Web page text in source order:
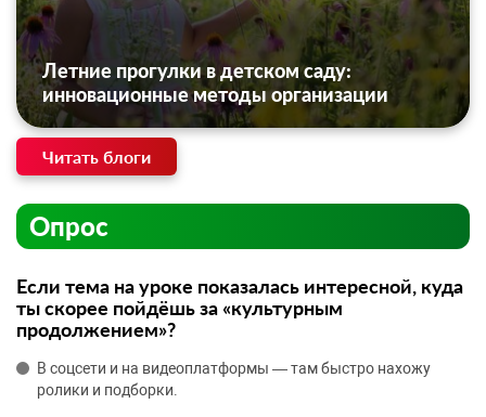
Летние прогулки в детском саду:
инновационные методы организации
Читать блоги
Опрос
Если тема на уроке показалась интересной, куда
ты скорее пойдёшь за «культурным
продолжением»?
В соцсети и на видеоплатформы — там быстро нахожу
ролики и подборки.